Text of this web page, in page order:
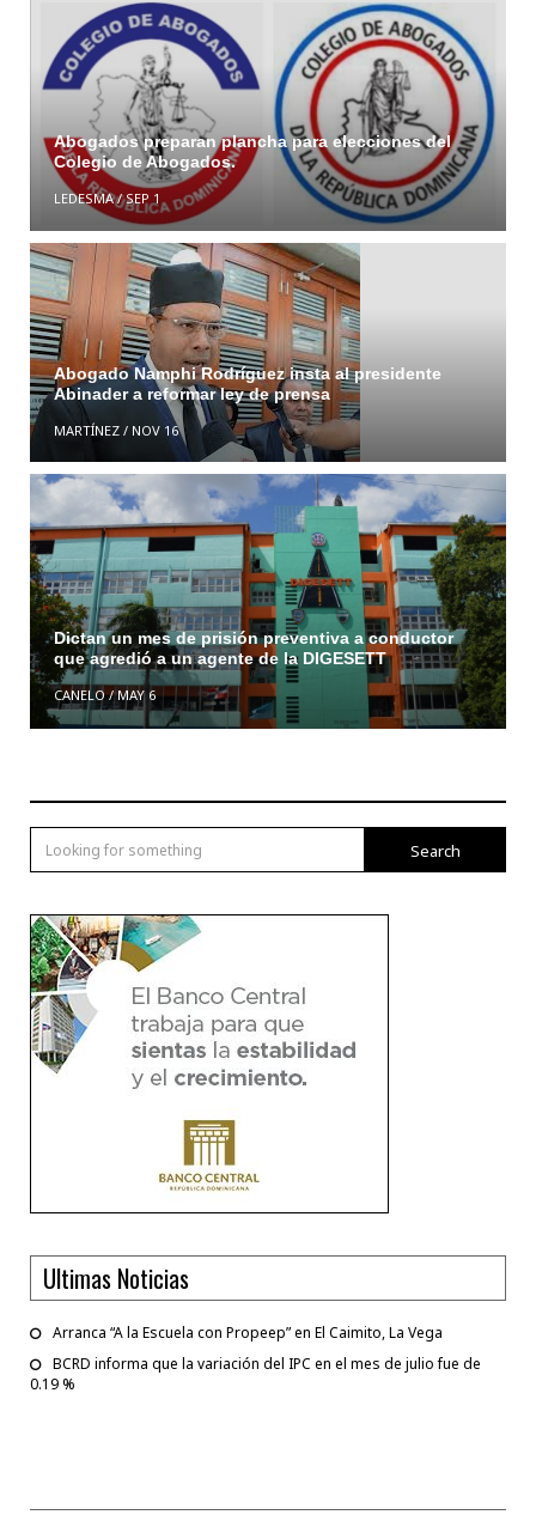
Abogados preparan plancha para elecciones del
Colegio de Abogados.
LEDESMA/SEP 1
Abogado Namphi Rodríguez insta al presidente
Abinader a reformar ley de prensa
MARTÍNEZ/ NOV 16
Dictan un mes de prisión preventiva a conductor
que agredió a un agente de la DIGESETT
CANELO/MAY 6
Search
Ultimas Noticias
Arranca “A la Escuela con Propeep” en El Caimito, La Vega
BCRD informa que la variación del IPC en el mes de julio fue de
0.19 %